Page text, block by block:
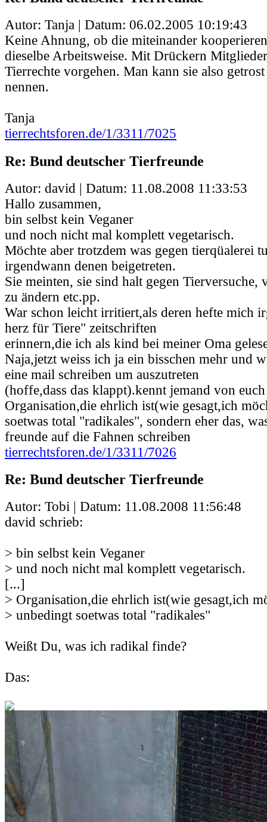
Autor: Tanja | Datum: 06.02.2005 10:19:43
Keine Ahnung, ob die miteinander
dieselbe Arbeitsweise. Mit Drückern
Tierrechte vorgehen. Man kann sie also
nennen.
Tanja
tierrechtsforen.de/1/3311/7025
Re: Bund deutscher Tierfreunde
Autor: david | Datum: 11.08.2008 11:33:53
Hallo zusammen,
bin selbst kein Veganer
und noch nicht mal komplett vegetarisch.
Möchte aber trotzdem was gegen tierqüalerei
irgendwann denen beigetreten.
Sie meinten, sie sind halt gegen Tierversuche,
zu ändern etc.pp.
War schon leicht irritiert,als deren hefte mich
herz für Tiere" zeitschriften
erinnern,die ich als kind bei meiner Oma
Naja,jetzt weiss ich ja ein bisschen mehr und
eine mail schreiben um auszutreten
(hoffe,dass das klappt).kennt jemand von
Organisation,die ehrlich ist(wie gesagt,ich
soetwas total "radikales", sondern eher das,
freunde auf die Fahnen schreiben
tierrechtsforen.de/1/3311/7026
Re: Bund deutscher Tierfreunde
Autor: Tobi | Datum: 11.08.2008 11:56:48
david schrieb:
> bin selbst kein Veganer
> und noch nicht mal komplett vegetarisch.
[...]
> Organisation,die ehrlich ist(wie gesagt,ich
> unbedingt soetwas total "radikales"
Weißt Du, was ich radikal finde?
Das: